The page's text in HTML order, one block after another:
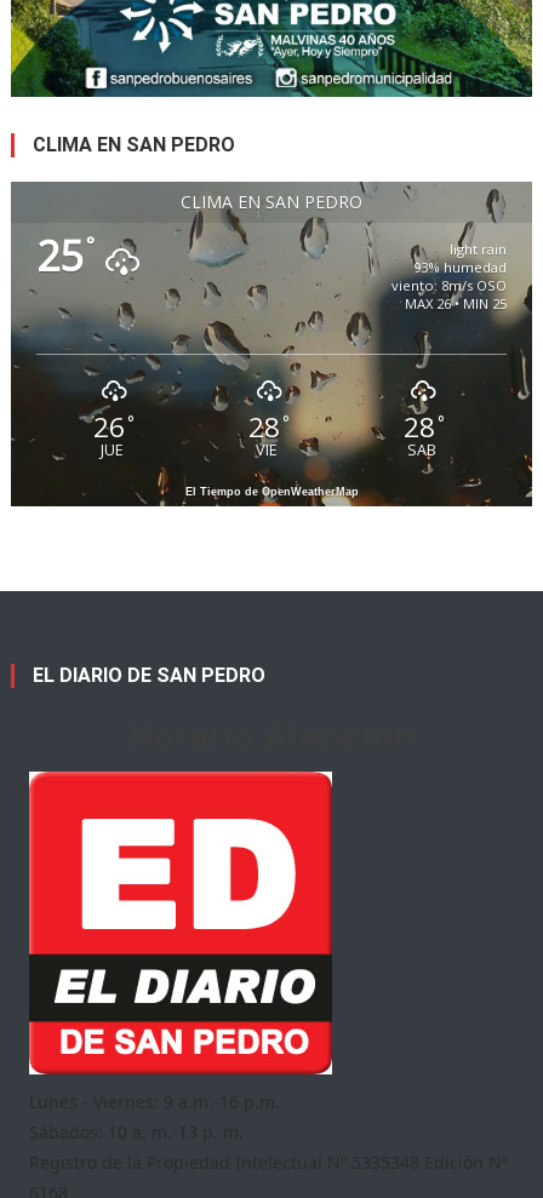
CLIMA EN SAN PEDRO
CLIMA EN SAN PEDRO
25°
light rain
93% humedad
viento: 8m/s OSO
MAX 26 • MIN 25
26°
JUE
28 °
VIE
28°
SAB
El Tiempo de OpenWeatherMap
EL DIARIO DE SAN PEDRO
Lunes - Viernes: 9 a.m.-16 p.m.
Sábados: 10 a. m.-13 p. m.
Registro de la Propiedad Intelectual Nº 5335348 Edición Nº
6168